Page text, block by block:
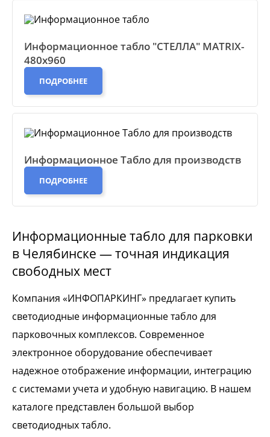
Информационное табло "СТЕЛЛА" MATRIX-
480х960
ПОДРОБНЕЕ
Информационное Табло для производств
ПОДРОБНЕЕ
Информационные табло для парковки
в Челябинске — точная индикация
свободных мест
Компания «ИНФОПАРКИНГ» предлагает купить
светодиодные информационные табло для
парковочных комплексов. Современное
электронное оборудование обеспечивает
надежное отображение информации, интеграцию
с системами учета и удобную навигацию. В нашем
каталоге представлен большой выбор
светодиодных табло.